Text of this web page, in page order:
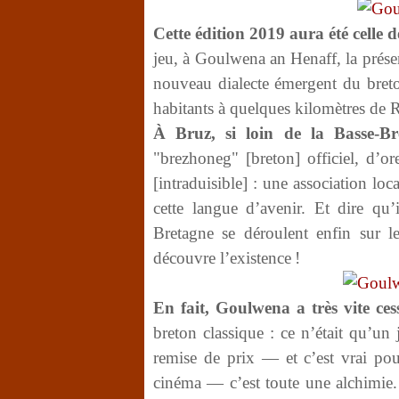
Cette édition 2019 aura été celle
jeu, à Goulwena an Henaff, la
nouveau dialecte émergent du
habitants à quelques kilomètres de
À Bruz, si loin de la Basse-
"brezhoneg" [breton] officiel,
[intraduisible] : une association
cette langue d’avenir. Et dire
Bretagne se déroulent enfin sur
découvre l’existence !
En fait, Goulwena a très vite
breton classique : ce n’était
remise de prix — et c’est vrai
cinéma — c’est toute une